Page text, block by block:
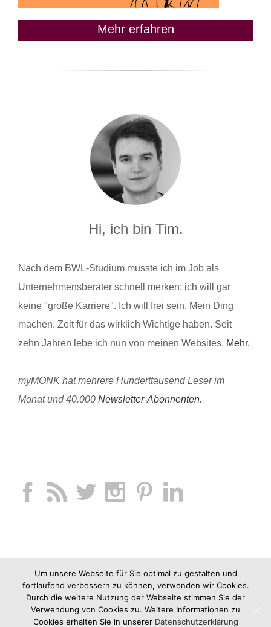
Mehr erfahren
Hi, ich bin Tim.
Nach dem BWL-Studium musste ich im Job als
Unternehmensberater schnell merken: ich will gar
keine "große Karriere". Ich will frei sein. Mein Ding
machen. Zeit für das wirklich Wichtige haben. Seit
zehn Jahren lebe ich nun von meinen Websites. Mehr.
myMONK hat mehrere Hunderttausend Leser im
Monat und 40.000 Newsletter-Abonnenten.
Um unsere Webseite für Sie optimal zu gestalten und
fortlaufend verbessern zu können, verwenden wir Cookies.
Durch die weitere Nutzung der Webseite stimmen Sie der
Verwendung von Cookies zu. Weitere Informationen zu
Cookies erhalten Sie in unserer Datenschutzerklärung